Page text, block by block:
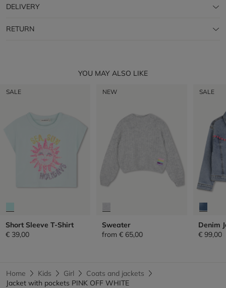
DELIVERY
RETURN
YOU MAY ALSO LIKE
SALE
Short Sleeve T-Shirt
€ 39,00
NEW
Sweater
from € 65,00
SALE
Denim
€ 99,00
Home Kids Girl
Coats and jackets
Jacket with pockets PINK OFF WHITE